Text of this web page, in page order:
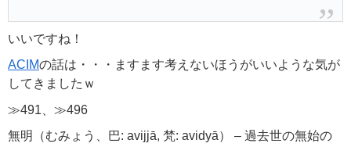
いいですね！
ACIMの話は・・・ますます考えないほうがいいような気が
してきましたｗ
≫491
≫496
無明（むみょう、巴: avijjā, 梵: avidyā） – 過去世の無始の